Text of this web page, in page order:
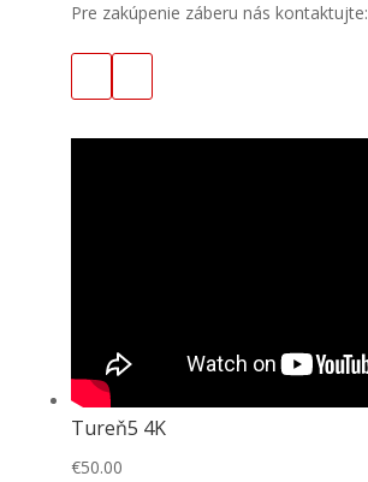
Pre zakúpenie záberu nás kontaktujte:
Tureň5 4K
€50.00